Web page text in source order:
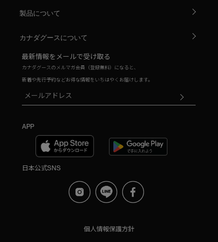
製品について
カナダグースについて
最新情報をメールで受け取る
カナダグースのメルマガ会員（登録無料）になると、
新着や先行予約などお得な情報をいちはやくお届けします。
APP
日本公式SNS
個人情報保護方針